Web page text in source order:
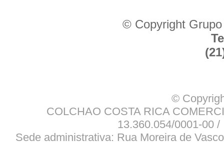
© Copyright
©
COLCHAO COSTA RICA
13.360.054/0001-00
Sede administrativa: Rua Moreira de